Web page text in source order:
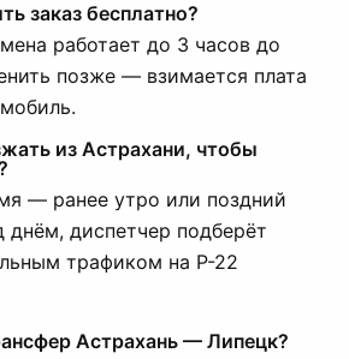
заказ бесплатно?
работает до 3 часов до
позже — взимается плата
из Астрахани, чтобы
— ранее утро или поздний
днём, диспетчер подберёт
трафиком на Р-22
Астрахань — Липецк?